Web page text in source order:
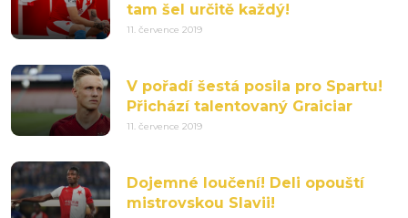
tam šel určitě každý!
11. července 2019
V pořadí šestá posila pro Spartu!
Přichází talentovaný Graiciar
11. července 2019
Dojemné loučení! Deli opouští
mistrovskou Slavii!